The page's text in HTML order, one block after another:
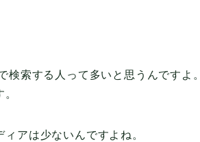
索する人って多いと思うんですよ。
アは少ないんですよね。